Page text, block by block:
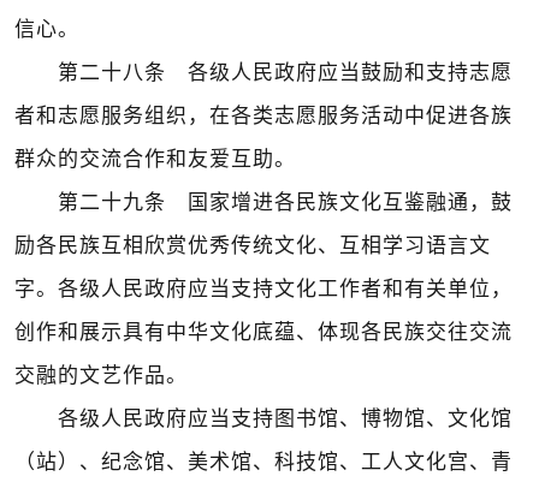
信心。
第二十八条 各级人民政府应当鼓励和支持志愿
者和志愿服务组织，在各类志愿服务活动中促进各族
群众的交流合作和友爱互助。
第二十九条 国家增进各民族文化互鉴融通，鼓
励各民族互相欣赏优秀传统文化、互相学习语言文
字。各级人民政府应当支持文化工作者和有关单位，
创作和展示具有中华文化底蕴、体现各民族交往交流
交融的文艺作品。
各级人民政府应当支持图书馆、博物馆、文化馆
（站）、纪念馆、美术馆、科技馆、工人文化宫、青